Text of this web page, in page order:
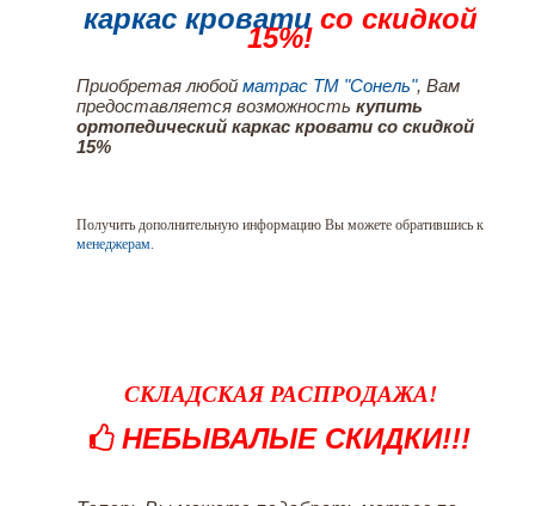
каркас кровати со скидкой
15%!
Приобретая любой матрас ТМ "Сонель", Вам
предоставляется возможность купить
ортопедический каркас кровати со скидкой
15%
Получить дополнительную информацию Вы можете обратившись к
менеджерам.
СКЛАДСКАЯ РАСПРОДАЖА!
НЕБЫВАЛЫЕ СКИДКИ!!!